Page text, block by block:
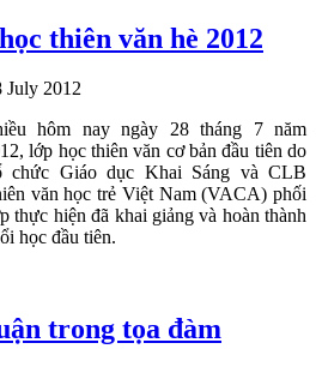
thiên văn hè 2012
July 2012
hôm nay ngày 28 tháng 7 năm
lớp học thiên văn cơ bản đầu tiên do
chức Giáo dục Khai Sáng và CLB
văn học trẻ Việt Nam (VACA) phối
thực hiện đã khai giảng và hoàn thành
học đầu tiên.
trong tọa đàm